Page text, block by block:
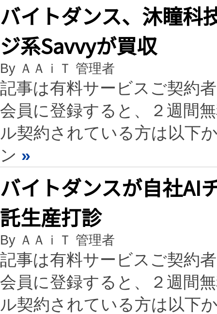
バイトダンス、沐瞳
ジ系Savvyが買収
By ＡＡｉＴ 管理者
記事は有料サービスご契約
会員に登録すると、２週間
ル契約されている方は以下
ン »
バイトダンスが自社AI
託生産打診
By ＡＡｉＴ 管理者
記事は有料サービスご契約
会員に登録すると、２週間
ル契約されている方は以下